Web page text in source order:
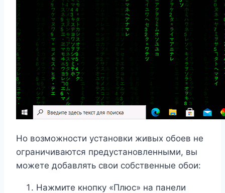
Но возможности установки живых обоев не
ограничиваются предустановленными, вы
можете добавлять свои собственные обои:
Нажмите кнопку «Плюс» на панели